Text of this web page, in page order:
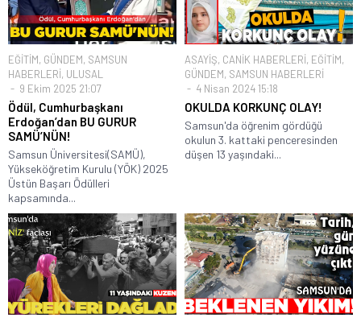
EĞİTİM, GÜNDEM, SAMSUN
HABERLERİ, ULUSAL
9 Ekim 2025 21:07
Ödül, Cumhurbaşkanı
Erdoğan’dan BU GURUR
SAMÜ’NÜN!
Samsun Üniversitesi(SAMÜ),
Yükseköğretim Kurulu (YÖK) 2025
Üstün Başarı Ödülleri
kapsamında...
ASAYİŞ, CANİK HABERLERİ, EĞİTİM,
GÜNDEM, SAMSUN HABERLERİ
4 Nisan 2024 15:18
OKULDA KORKUNÇ OLAY!
Samsun'da öğrenim gördüğü
okulun 3. kattaki penceresinden
düşen 13 yaşındaki...